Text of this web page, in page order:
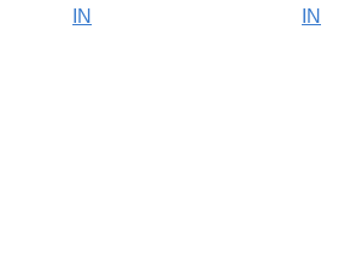
IN
IN